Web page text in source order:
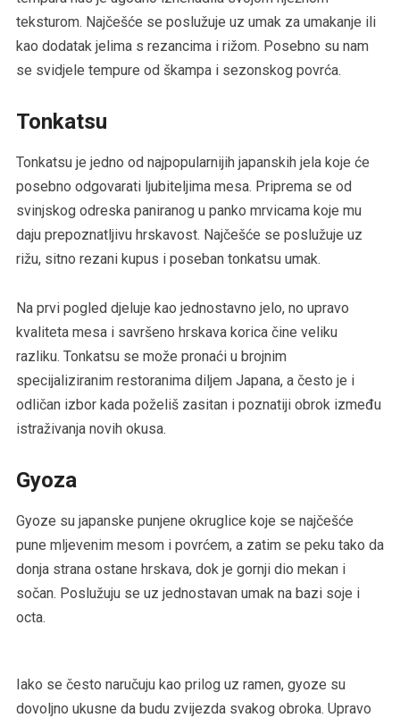
teksturom. Najčešće se poslužuje uz umak za umakanje ili
kao dodatak jelima s rezancima i rižom. Posebno su nam
se svidjele tempure od škampa i sezonskog povrća.
Tonkatsu
Tonkatsu je jedno od najpopularnijih japanskih jela koje će
posebno odgovarati ljubiteljima mesa. Priprema se od
svinjskog odreska paniranog u panko mrvicama koje mu
daju prepoznatljivu hrskavost. Najčešće se poslužuje uz
rižu, sitno rezani kupus i poseban tonkatsu umak.
Na prvi pogled djeluje kao jednostavno jelo, no upravo
kvaliteta mesa i savršeno hrskava korica čine veliku
razliku. Tonkatsu se može pronaći u brojnim
specijaliziranim restoranima diljem Japana, a često je i
odličan izbor kada poželiš zasitan i poznatiji obrok između
istraživanja novih okusa.
Gyoza
Gyoze su japanske punjene okruglice koje se najčešće
pune mljevenim mesom i povrćem, a zatim se peku tako da
donja strana ostane hrskava, dok je gornji dio mekan i
sočan. Poslužuju se uz jednostavan umak na bazi soje i
octa.
Iako se često naručuju kao prilog uz ramen, gyoze su
dovoljno ukusne da budu zvijezda svakog obroka. Upravo